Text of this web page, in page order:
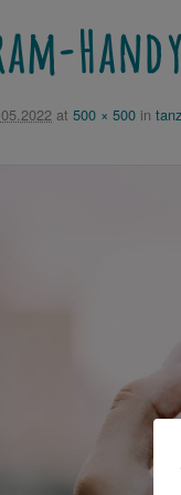
Handy
at 500 × 500 in